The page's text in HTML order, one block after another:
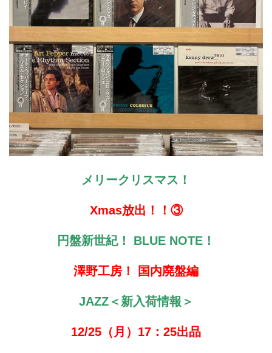
メリークリスマス！
Xmas放出！！③
円盤新世紀！ BLUE NOTE！
澤野工房！ 国内廃盤編
JAZZ＜新入荷情報＞
12/25（月）17：25出品